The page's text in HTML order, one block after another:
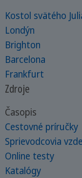
Kostol svätého
Londýn
Brighton
Barcelona
Frankfurt
Zdroje
Časopis
Cestovné príručky
Sprievodcovia
Online testy
Katalógy